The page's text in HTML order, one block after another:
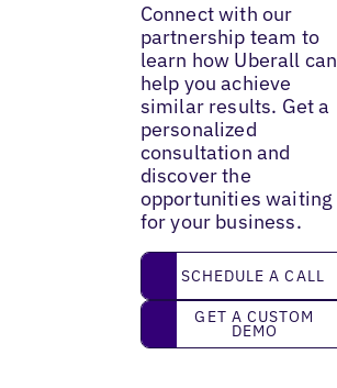
Connect with our
partnership team to
learn how Uberall can
help you achieve
similar results. Get a
personalized
consultation and
discover the
opportunities waiting
for your business.
Schedule a call
SCHEDULE A CALL
Get a custom demo
GET A CUSTOM
DEMO